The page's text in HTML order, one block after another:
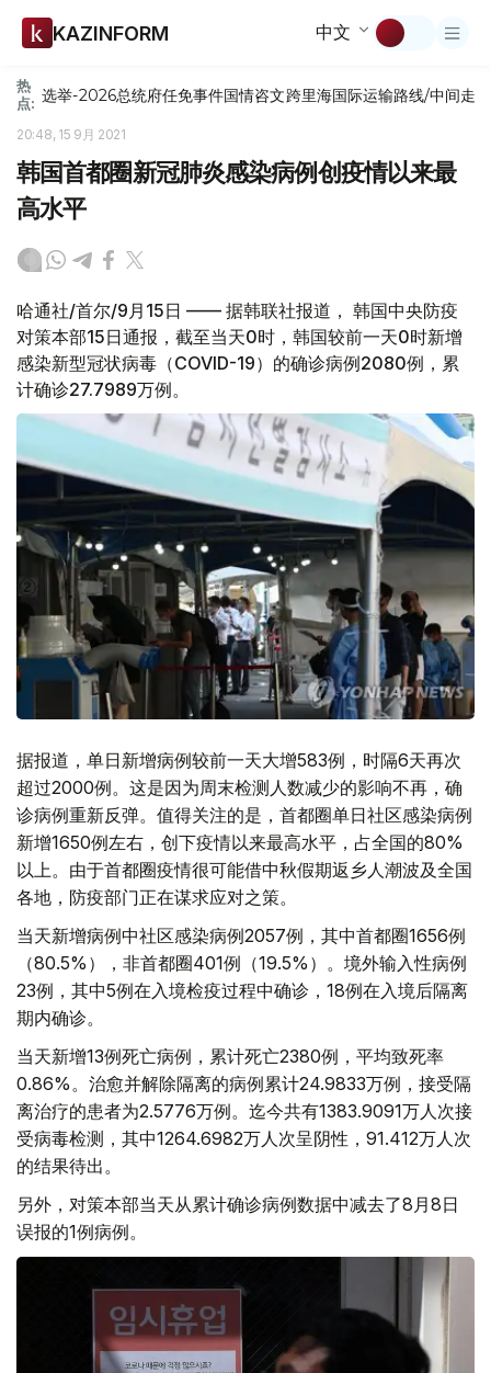
KAZINFORM 中文
热
点: 选举-2026总统府任免事件国情咨文跨里海国际运输路线/中间走廊
20:48, 15 9月 2021
韩国首都圈新冠肺炎感染病例创疫情以来最
高水平
哈通社/首尔/9月15日 —— 据韩联社报道， 韩国中央防疫
对策本部15日通报，截至当天0时，韩国较前一天0时新增
感染新型冠状病毒（COVID-19）的确诊病例2080例，累
计确诊27.7989万例。
据报道，单日新增病例较前一天大增583例，时隔6天再次
超过2000例。这是因为周末检测人数减少的影响不再，确
诊病例重新反弹。值得关注的是，首都圈单日社区感染病例
新增1650例左右，创下疫情以来最高水平，占全国的80%
以上。由于首都圈疫情很可能借中秋假期返乡人潮波及全国
各地，防疫部门正在谋求应对之策。
当天新增病例中社区感染病例2057例，其中首都圈1656例
（80.5%），非首都圈401例（19.5%）。境外输入性病例
23例，其中5例在入境检疫过程中确诊，18例在入境后隔离
期内确诊。
当天新增13例死亡病例，累计死亡2380例，平均致死率
0.86%。治愈并解除隔离的病例累计24.9833万例，接受隔
离治疗的患者为2.5776万例。迄今共有1383.9091万人次接
受病毒检测，其中1264.6982万人次呈阴性，91.412万人次
的结果待出。
另外，对策本部当天从累计确诊病例数据中减去了8月8日
误报的1例病例。